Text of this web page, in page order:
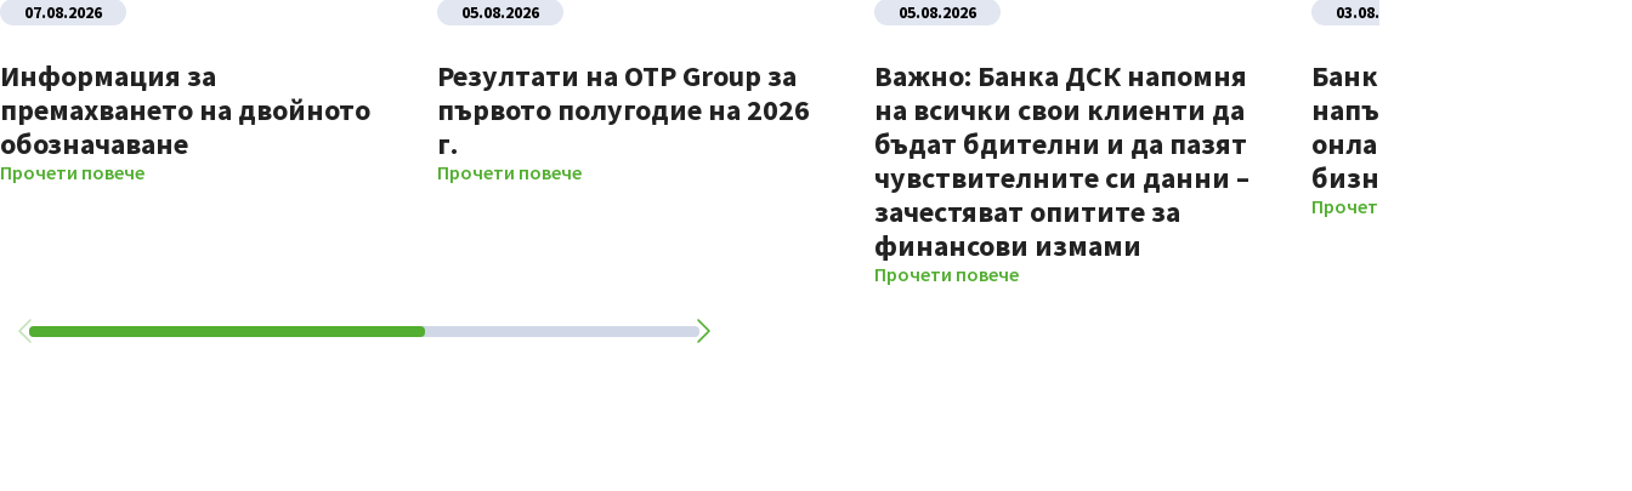
07.08.2026
Информация за
премахването на двойното
обозначаване
Прочети повече
05.08.2026
Резултати на OTP Group за
първото полугодие на 2026
г.
Прочети повече
05.08.2026
Важно: Банка ДСК напомня
на всички свои клиенти да
бъдат бдителни и да пазят
чувствителните си данни –
зачестяват опитите за
финансови измами
Прочети повече
03.08.2026
Банка ДСК стартира
напълно
онлайн процес за нови
бизнес клиенти
Прочети повече